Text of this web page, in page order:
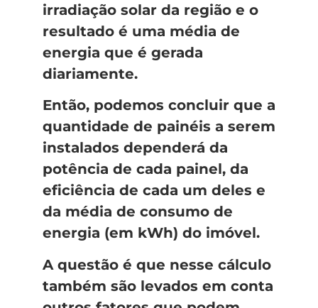
irradiação solar da região e o
resultado é uma média de
energia que é gerada
diariamente.
Então, podemos concluir que a
quantidade de painéis a serem
instalados dependerá da
potência de cada painel, da
eficiência de cada um deles e
da média de consumo de
energia (em kWh) do imóvel.
A questão é que nesse cálculo
também são levados em conta